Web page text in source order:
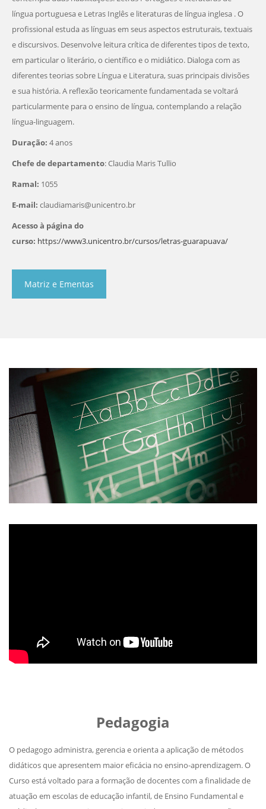
língua portuguesa e Letras Inglês e literaturas de língua inglesa . O
profissional estuda as línguas em seus aspectos estruturais, textuais
e discursivos. Desenvolve leitura crítica de diferentes tipos de texto,
em particular o literário, o científico e o midiático. Dialoga com as
diferentes teorias sobre Língua e Literatura, suas principais divisões
e sua história. A reflexão teoricamente fundamentada se voltará
particularmente para o ensino de língua, contemplando a relação
língua-linguagem.
Duração: 4 anos
Chefe de departamento: Claudia Maris Tullio
Ramal: 1055
E-mail: claudiamaris@unicentro.br
Acesso à página do
curso: https://www3.unicentro.br/cursos/letras-guarapuava/
Matriz e Ementas
Pedagogia
O pedagogo administra, gerencia e orienta a aplicação de métodos
didáticos que apresentem maior eficácia no ensino-aprendizagem. O
Curso está voltado para a formação de docentes com a finalidade de
atuação em escolas de educação infantil, de Ensino Fundamental e